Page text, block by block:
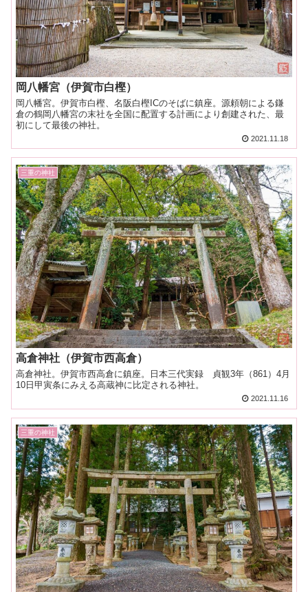
岡八幡宮（伊賀市白樫）
岡八幡宮。伊賀市白樫、名阪白樫ICのそばに鎮座。源頼朝による鎌
倉の鶴岡八幡宮の末社を全国に配置する計画により創建された、最
初にして最後の神社。
2021.11.18
三重の神社
高倉神社（伊賀市西高倉）
高倉神社。伊賀市西高倉に鎮座。日本三代実録 貞観3年（861）4月
10日甲寅条にみえる高蔵神に比定される神社。
2021.11.16
三重の神社